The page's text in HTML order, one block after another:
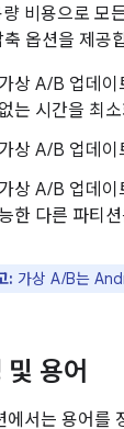
비용으로 모
옵션을 제공
가상 A/B 업데
없는 시간을 최
가상 A/B 업데이
가상 A/B 업데이
능한 다른 파티
: 가상 A/B는
및 용어
에서는 용어를